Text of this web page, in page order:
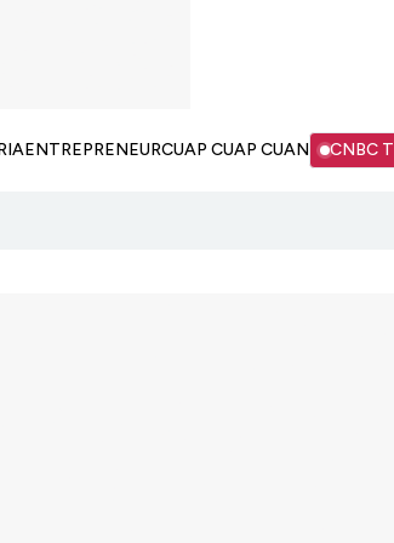
ENTREPRENEURCUAP CUAP CUAN CNBC